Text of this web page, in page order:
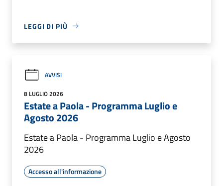
LEGGI DI PIÙ
AVVISI
8 LUGLIO 2026
Estate a Paola - Programma Luglio e
Agosto 2026
Estate a Paola - Programma Luglio e Agosto
2026
Accesso all'informazione